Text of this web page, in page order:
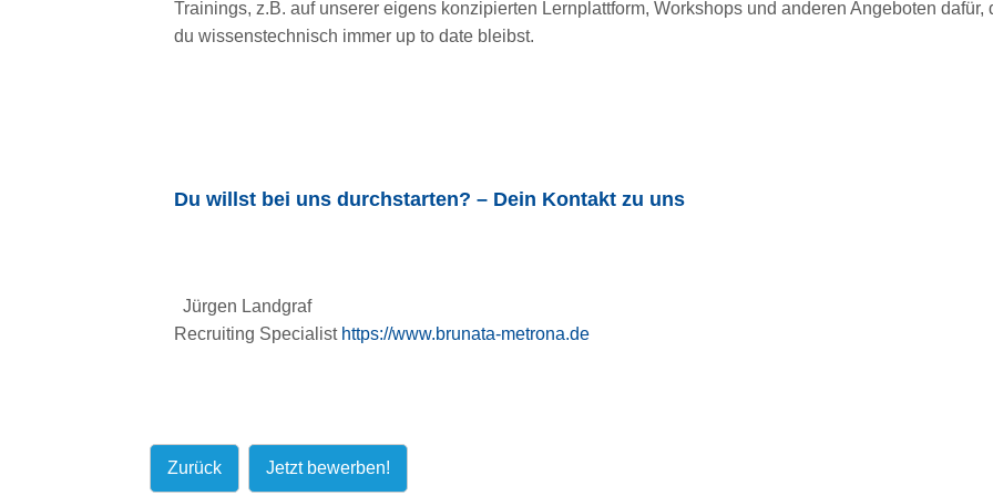
Trainings, z.B. auf unserer eigens konzipierten Lernplattform, Workshops und anderen Angeboten dafür,
du wissenstechnisch immer up to date bleibst.
Du willst bei uns durchstarten? – Dein Kontakt zu uns
Jürgen Landgraf
Recruiting Specialist https://www.brunata-metrona.de
Zurück Jetzt bewerben!